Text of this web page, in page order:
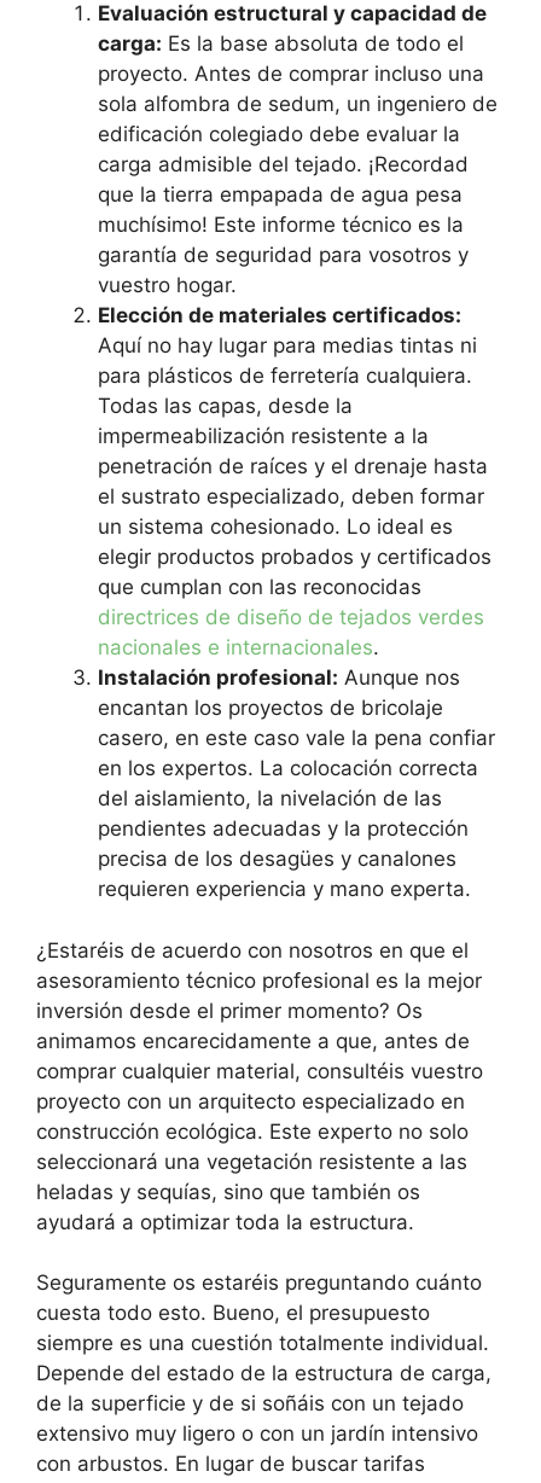
Evaluación estructural y capacidad de
carga: Es la base absoluta de todo el
proyecto. Antes de comprar incluso una
sola alfombra de sedum, un ingeniero de
edificación colegiado debe evaluar la
carga admisible del tejado. ¡Recordad
que la tierra empapada de agua pesa
muchísimo! Este informe técnico es la
garantía de seguridad para vosotros y
vuestro hogar.
Elección de materiales certificados:
Aquí no hay lugar para medias tintas ni
para plásticos de ferretería cualquiera.
Todas las capas, desde la
impermeabilización resistente a la
penetración de raíces y el drenaje hasta
el sustrato especializado, deben formar
un sistema cohesionado. Lo ideal es
elegir productos probados y certificados
que cumplan con las reconocidas
directrices de diseño de tejados verdes
nacionales e internacionales.
Instalación profesional: Aunque nos
encantan los proyectos de bricolaje
casero, en este caso vale la pena confiar
en los expertos. La colocación correcta
del aislamiento, la nivelación de las
pendientes adecuadas y la protección
precisa de los desagües y canalones
requieren experiencia y mano experta.
¿Estaréis de acuerdo con nosotros en que el
asesoramiento técnico profesional es la mejor
inversión desde el primer momento? Os
animamos encarecidamente a que, antes de
comprar cualquier material, consultéis vuestro
proyecto con un arquitecto especializado en
construcción ecológica. Este experto no solo
seleccionará una vegetación resistente a las
heladas y sequías, sino que también os
ayudará a optimizar toda la estructura.
Seguramente os estaréis preguntando cuánto
cuesta todo esto. Bueno, el presupuesto
siempre es una cuestión totalmente individual.
Depende del estado de la estructura de carga,
de la superficie y de si soñáis con un tejado
extensivo muy ligero o con un jardín intensivo
con arbustos. En lugar de buscar tarifas